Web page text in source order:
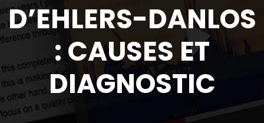
D’EHLERS-DANLOS
: CAUSES ET
DIAGNOSTIC